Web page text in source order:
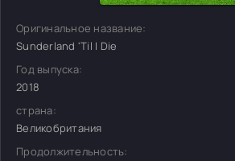
Оригинальное название:
Sunderland 'Til I Die
Год выпуска:
2018
страна:
Великобритания
Продолжительность: